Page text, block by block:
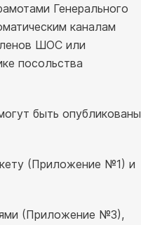
Генерального
каналам
ШОС или
посольства
быть опубликованы
(Приложение №1) и
(Приложение №3),